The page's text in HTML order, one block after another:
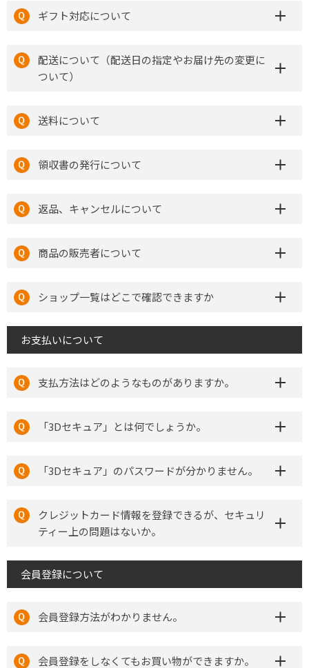
ギフト対応について
配送について（配送日の指定やお届け先の変更に
ついて）
送料について
領収書の発行について
返品、キャンセルについて
商品の販売者について
ショップ一覧はどこで確認できますか
お支払いについて
支払方法はどのようなものがありますか。
「3Dセキュア」とは何でしょうか。
「3Dセキュア」のパスワードが分かりません。
クレジットカード情報を登録できるが、セキュリ
ティー上の問題はないか。
会員登録について
会員登録方法がわかりません。
会員登録をしなくてもお買い物ができますか。